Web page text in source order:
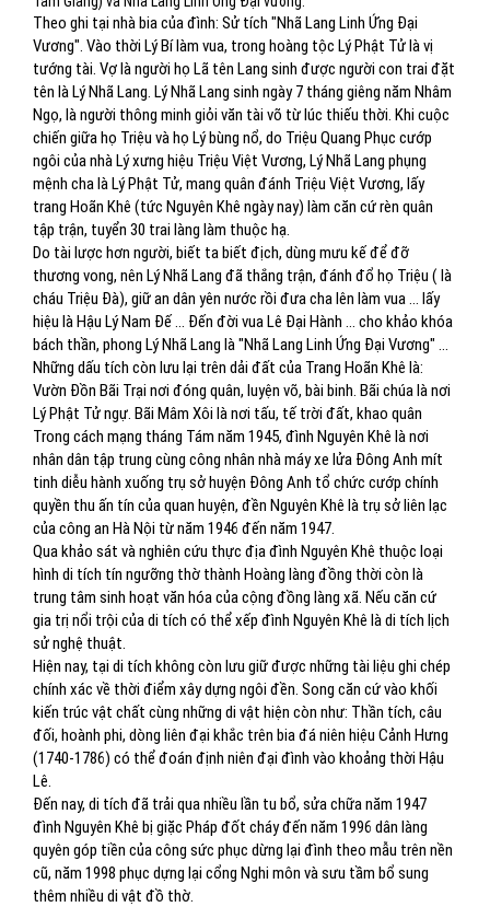
Theo ghi tại nhà bia của đình: Sử tích "Nhã Lang Linh Ứng Đại
Vương". Vào thời Lý Bí làm vua, trong hoàng tộc Lý Phật Tử là vị
tướng tài. Vợ là người họ Lã tên Lang sinh được người con trai đặt
tên là Lý Nhã Lang. Lý Nhã Lang sinh ngày 7 tháng giêng năm Nhâm
Ngọ, là người thông minh giỏi văn tài võ từ lúc thiếu thời. Khi cuộc
chiến giữa họ Triệu và họ Lý bùng nổ, do Triệu Quang Phục cướp
ngôi của nhà Lý xưng hiệu Triệu Việt Vương, Lý Nhã Lang phụng
mệnh cha là Lý Phật Tử, mang quân đánh Triệu Việt Vương, lấy
trang Hoãn Khê (tức Nguyên Khê ngày nay) làm căn cứ rèn quân
tập trận, tuyển 30 trai làng làm thuộc hạ.
Do tài lược hơn người, biết ta biết địch, dùng mưu kế để đỡ
thương vong, nên Lý Nhã Lang đã thắng trận, đánh đổ họ Triệu ( là
cháu Triệu Đà), giữ an dân yên nước rồi đưa cha lên làm vua ... lấy
hiệu là Hậu Lý Nam Đế ... Đến đời vua Lê Đại Hành ... cho khảo khóa
bách thần, phong Lý Nhã Lang là "Nhã Lang Linh Ứng Đại Vương" ...
Những dấu tích còn lưu lại trên dải đất của Trang Hoãn Khê là:
Vườn Đồn Bãi Trại nơi đóng quân, luyện võ, bài binh. Bãi chúa là nơi
Lý Phật Tử ngự. Bãi Mâm Xôi là nơi tấu, tế trời đất, khao quân
Trong cách mạng tháng Tám năm 1945, đình Nguyên Khê là nơi
nhân dân tập trung cùng công nhân nhà máy xe lửa Đông Anh mít
tinh diễu hành xuống trụ sở huyện Đông Anh tổ chức cướp chính
quyền thu ấn tín của quan huyện, đền Nguyên Khê là trụ sở liên lạc
của công an Hà Nội từ năm 1946 đến năm 1947.
Qua khảo sát và nghiên cứu thực địa đình Nguyên Khê thuộc loại
hình di tích tín ngưỡng thờ thành Hoàng làng đồng thời còn là
trung tâm sinh hoạt văn hóa của cộng đồng làng xã. Nếu căn cứ
gia trị nổi trội của di tích có thể xếp đình Nguyên Khê là di tích lịch
sử nghệ thuật.
Hiện nay, tại di tích không còn lưu giữ được những tài liệu ghi chép
chính xác về thời điểm xây dựng ngôi đền. Song căn cứ vào khối
kiến trúc vật chất cùng những di vật hiện còn như: Thần tích, câu
đối, hoành phi, dòng liên đại khắc trên bia đá niên hiệu Cảnh Hưng
(1740-1786) có thể đoán định niên đại đình vào khoảng thời Hậu
Lê.
Đến nay, di tích đã trải qua nhiều lần tu bổ, sửa chữa năm 1947
đình Nguyên Khê bị giặc Pháp đốt cháy đến năm 1996 dân làng
quyên góp tiền của công sức phục dừng lại đình theo mẫu trên nền
cũ, năm 1998 phục dựng lại cổng Nghi môn và sưu tầm bổ sung
thêm nhiều di vật đồ thờ.